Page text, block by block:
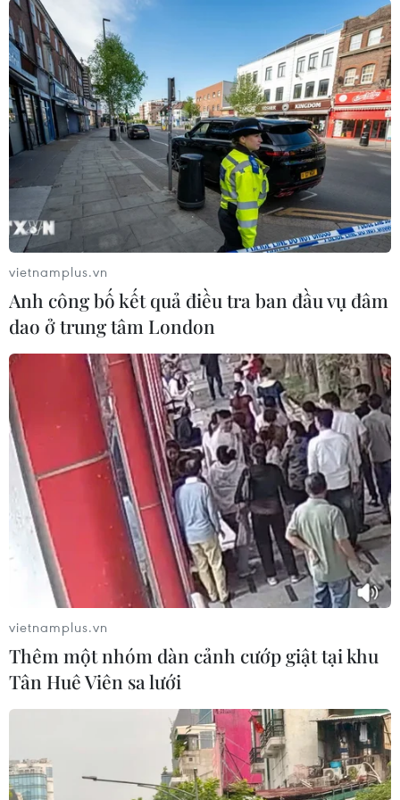
ngoại chấn thương và gây mê… để lấy dị vật
thành công.
Hiện tại, bệnh nhân đã qua cơn nguy kịch./.
(Vietnam+)
#Bệnh viện E
#Khu công nghiệp Bắc Thăng Long
#Tiêu hóa
#Ngoại chấn thương
#Lấy dị vật
TP. Hà Nội
Phú Thọ Vĩnh Phúc
Theo dõi VietnamPlus
vietnamplus.vn
Anh công bố kết quả điều tra ban đầu vụ đâm
dao ở trung tâm London
vietnamplus.vn
Thêm một nhóm dàn cảnh cướp giật tại khu
Tân Huê Viên sa lưới